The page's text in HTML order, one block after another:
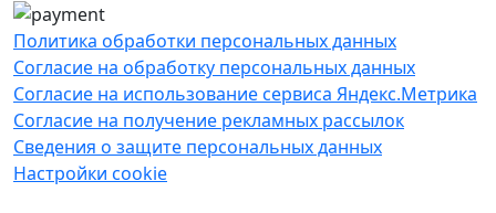
Политика обработки персональных данных
Согласие на обработку персональных данных
Согласие на использование сервиса Яндекс.Метрика
Согласие на получение рекламных рассылок
Сведения о защите персональных данных
Настройки cookie